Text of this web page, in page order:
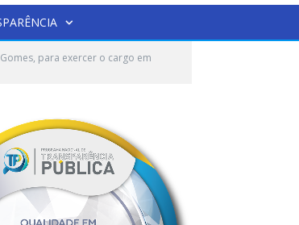
Gomes, para exercer o cargo em